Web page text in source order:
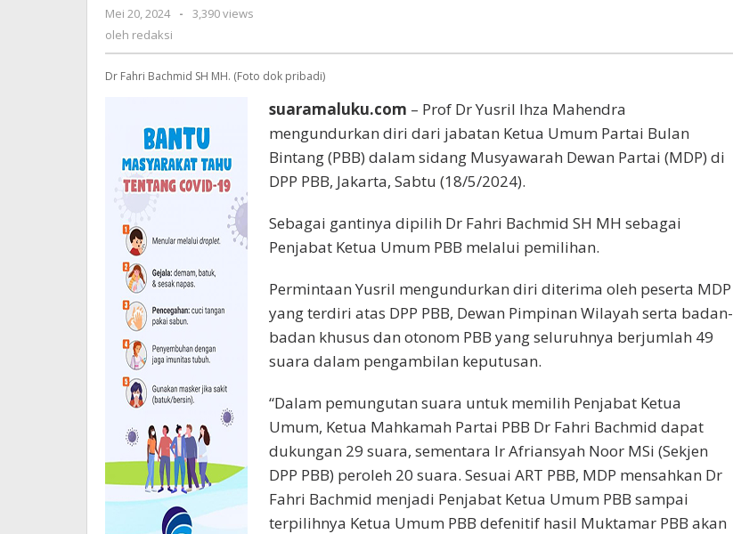
Mei 20, 2024
oleh
-
3,390 views
oleh redaksi
Dr Fahri Bachmid SH MH. (Foto dok pribadi)
suaramaluku.com – Prof Dr Yusril Ihza Mahendra
mengundurkan diri dari jabatan Ketua Umum Partai Bulan
Bintang (PBB) dalam sidang Musyawarah Dewan Partai (MDP) di
DPP PBB, Jakarta, Sabtu (18/5/2024).
Sebagai gantinya dipilih Dr Fahri Bachmid SH MH sebagai
Penjabat Ketua Umum PBB melalui pemilihan.
Permintaan Yusril mengundurkan diri diterima oleh peserta MDP
yang terdiri atas DPP PBB, Dewan Pimpinan Wilayah serta badan-
badan khusus dan otonom PBB yang seluruhnya berjumlah 49
suara dalam pengambilan keputusan.
“Dalam pemungutan suara untuk memilih Penjabat Ketua
Umum, Ketua Mahkamah Partai PBB Dr Fahri Bachmid dapat
dukungan 29 suara, sementara Ir Afriansyah Noor MSi (Sekjen
DPP PBB) peroleh 20 suara. Sesuai ART PBB, MDP mensahkan Dr
Fahri Bachmid menjadi Penjabat Ketua Umum PBB sampai
terpilihnya Ketua Umum PBB defenitif hasil Muktamar PBB akan